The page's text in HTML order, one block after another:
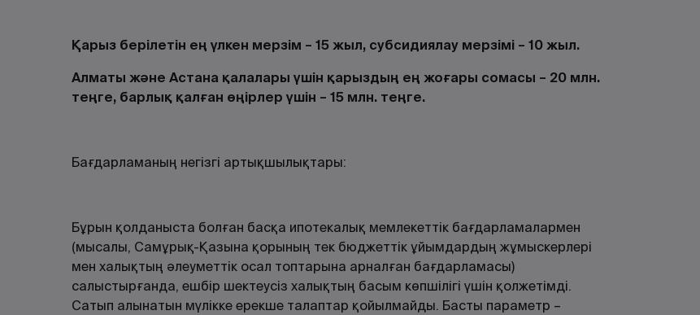
Қарыз берілетін ең үлкен мерзім – 15 жыл, субсидиялау мерзімі – 10 жыл.
Алматы және Астана қалалары үшін қарыздың ең жоғары сомасы – 20 млн.
теңге, барлық қалған өңірлер үшін – 15 млн. теңге.
Бағдарламаның негізгі артықшылықтары:
Бұрын қолданыста болған басқа ипотекалық мемлекеттік бағдарламалармен
(мысалы, Самұрық-Қазына қорының тек бюджеттік ұйымдардың жұмыскерлері
мен халықтың әлеуметтік осал топтарына арналған бағдарламасы)
салыстырғанда, ешбір шектеусіз халықтың басым көпшілігі үшін қолжетімді.
Сатып алынатын мүлікке ерекше талаптар қойылмайды. Басты параметр –